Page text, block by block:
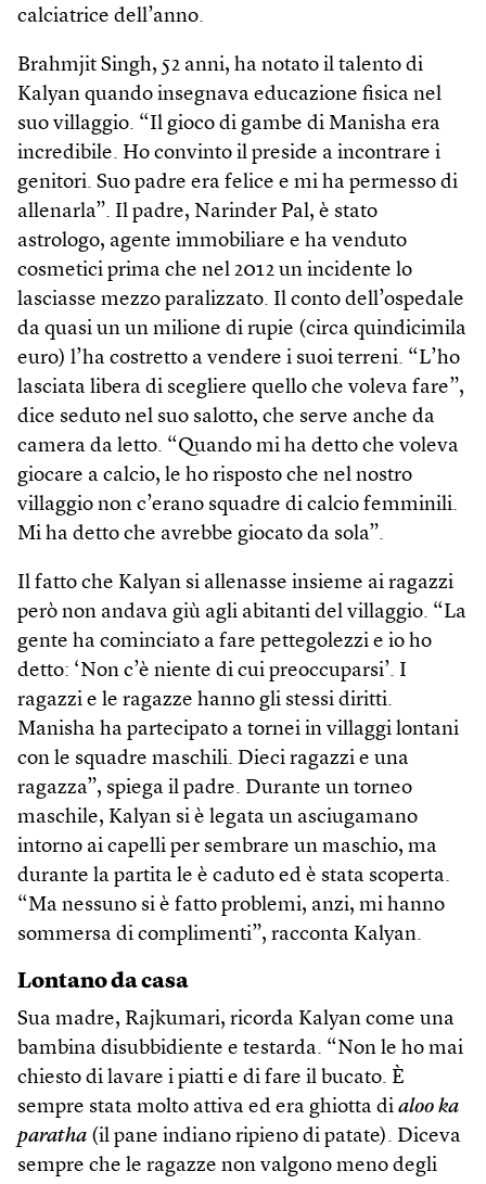
calciatrice dell’anno.
Brahmjit Singh, 52 anni, ha notato il talento di
Kalyan quando insegnava educazione fisica nel
suo villaggio. “Il gioco di gambe di Manisha era
incredibile. Ho convinto il preside a incontrare i
genitori. Suo padre era felice e mi ha permesso di
allenarla”. Il padre, Narinder Pal, è stato
astrologo, agente immobiliare e ha venduto
cosmetici prima che nel 2012 un incidente lo
lasciasse mezzo paralizzato. Il conto dell’ospedale
da quasi un un milione di rupie (circa quindicimila
euro) l’ha costretto a vendere i suoi terreni. “L’ho
lasciata libera di scegliere quello che voleva fare”,
dice seduto nel suo salotto, che serve anche da
camera da letto. “Quando mi ha detto che voleva
giocare a calcio, le ho risposto che nel nostro
villaggio non c’erano squadre di calcio femminili.
Mi ha detto che avrebbe giocato da sola”.
Il fatto che Kalyan si allenasse insieme ai ragazzi
però non andava giù agli abitanti del villaggio. “La
gente ha cominciato a fare pettegolezzi e io ho
detto: ‘Non c’è niente di cui preoccuparsi’. I
ragazzi e le ragazze hanno gli stessi diritti.
Manisha ha partecipato a tornei in villaggi lontani
con le squadre maschili. Dieci ragazzi e una
ragazza”, spiega il padre. Durante un torneo
maschile, Kalyan si è legata un asciugamano
intorno ai capelli per sembrare un maschio, ma
durante la partita le è caduto ed è stata scoperta.
“Ma nessuno si è fatto problemi, anzi, mi hanno
sommersa di complimenti”, racconta Kalyan.
Lontano da casa
Sua madre, Rajkumari, ricorda Kalyan come una
bambina disubbidiente e testarda. “Non le ho mai
chiesto di lavare i piatti e di fare il bucato. È
sempre stata molto attiva ed era ghiotta di aloo ka
paratha (il pane indiano ripieno di patate). Diceva
sempre che le ragazze non valgono meno degli